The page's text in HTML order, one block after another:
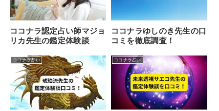
ココナラ認定占い師マジョ
リカ先生の鑑定体験談
ココナラゆしのき先生の口
コミを徹底調査！
ココナラ占い ココナラ占い